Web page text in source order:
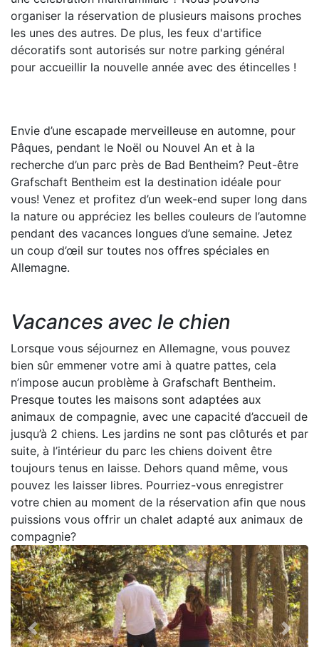
organiser la réservation de plusieurs maisons proches
les unes des autres. De plus, les feux d'artifice
décoratifs sont autorisés sur notre parking général
pour accueillir la nouvelle année avec des étincelles !
Envie d’une escapade merveilleuse en automne, pour
Pâques, pendant le Noël ou Nouvel An et à la
recherche d’un parc près de Bad Bentheim? Peut-être
Grafschaft Bentheim est la destination idéale pour
vous! Venez et profitez d’un week-end super long dans
la nature ou appréciez les belles couleurs de l’automne
pendant des vacances longues d’une semaine. Jetez
un coup d’œil sur toutes nos offres spéciales en
Allemagne.
Vacances avec le chien
Lorsque vous séjournez en Allemagne, vous pouvez
bien sûr emmener votre ami à quatre pattes, cela
n’impose aucun problème à Grafschaft Bentheim.
Presque toutes les maisons sont adaptées aux
animaux de compagnie, avec une capacité d’accueil de
jusqu’à 2 chiens. Les jardins ne sont pas clôturés et par
suite, à l’intérieur du parc les chiens doivent être
toujours tenus en laisse. Dehors quand même, vous
pouvez les laisser libres. Pourriez-vous enregistrer
votre chien au moment de la réservation afin que nous
puissions vous offrir un chalet adapté aux animaux de
compagnie?
Previous Next